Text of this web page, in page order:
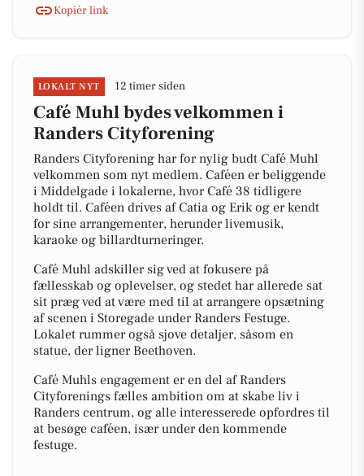
Kopiér link
LOKALT NYT 12 timer siden
Café Muhl bydes velkommen i
Randers Cityforening
Randers Cityforening har for nylig budt Café Muhl
velkommen som nyt medlem. Caféen er beliggende
i Middelgade i lokalerne, hvor Café 38 tidligere
holdt til. Caféen drives af Catia og Erik og er kendt
for sine arrangementer, herunder livemusik,
karaoke og billardturneringer.
Café Muhl adskiller sig ved at fokusere på
fællesskab og oplevelser, og stedet har allerede sat
sit præg ved at være med til at arrangere opsætning
af scenen i Storegade under Randers Festuge.
Lokalet rummer også sjove detaljer, såsom en
statue, der ligner Beethoven.
Café Muhls engagement er en del af Randers
Cityforenings fælles ambition om at skabe liv i
Randers centrum, og alle interesserede opfordres til
at besøge caféen, især under den kommende
festuge.